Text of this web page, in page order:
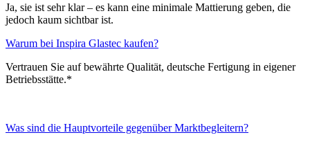
Ja, sie ist sehr klar – es kann eine minimale Mattierung geben, die
jedoch kaum sichtbar ist.
Warum bei Inspira Glastec kaufen?
Vertrauen Sie auf bewährte Qualität, deutsche Fertigung in eigener
Betriebsstätte.*
Was sind die Hauptvorteile gegenüber Marktbegleitern?